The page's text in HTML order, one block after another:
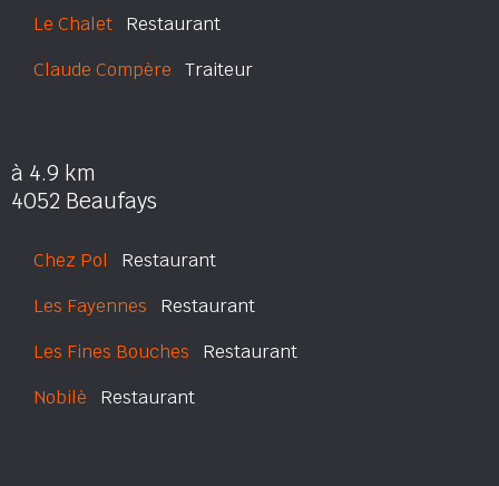
Le Chalet Restaurant
Claude Compère Traiteur
à 4.9 km
4052 Beaufays
Chez Pol Restaurant
Les Fayennes Restaurant
Les Fines Bouches Restaurant
Nobilè Restaurant